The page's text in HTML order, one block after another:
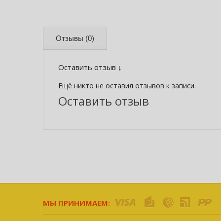
Отзывы (0)
Оставить отзыв ↓
Ещё никто не оставил отзывов к записи.
Оставить отзыв
МЫ ПРИНИМАЕМ: